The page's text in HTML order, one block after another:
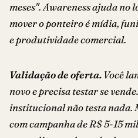
meses". Awareness ajuda no
mover o ponteiro é mídia,
e produtividade comercial.
Validação de oferta. Você
novo e precisa testar se
institucional não testa nada.
com campanha de R$ 5-15